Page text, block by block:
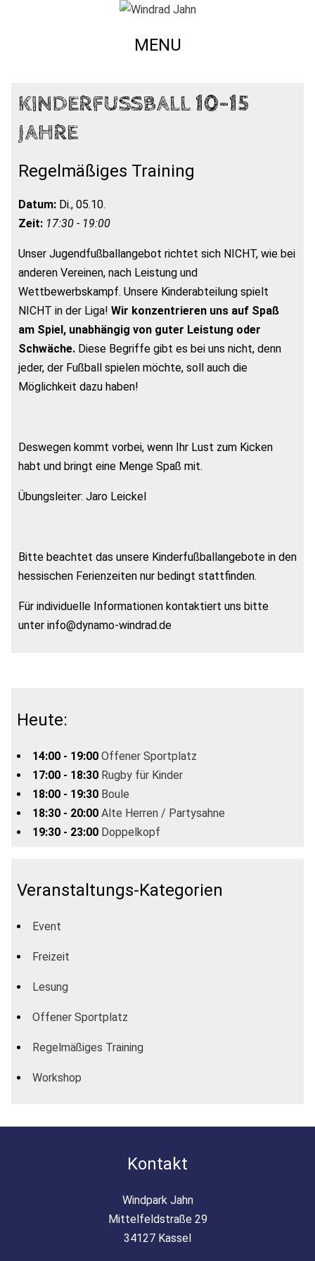
MENU
KINDERFUSSBALL 10-15 J
AHRE
Regelmäßiges Training
Datum: Di., 05.10.
Zeit: 17:30 - 19:00
Unser Jugendfußballangebot richtet sich NICHT, wie bei
anderen Vereinen, nach Leistung und
Wettbewerbskampf. Unsere Kinderabteilung spielt
NICHT in der Liga! Wir konzentrieren uns auf Spaß
am Spiel, unabhängig von guter Leistung oder
Schwäche. Diese Begriffe gibt es bei uns nicht, denn
jeder, der Fußball spielen möchte, soll auch die
Möglichkeit dazu haben!
Deswegen kommt vorbei, wenn Ihr Lust zum Kicken
habt und bringt eine Menge Spaß mit.
Übungsleiter: Jaro Leickel
Bitte beachtet das unsere Kinderfußballangebote in den
hessischen Ferienzeiten nur bedingt stattfinden.
Für individuelle Informationen kontaktiert uns bitte
unter info@dynamo-windrad.de
Heute:
14:00 - 19:00 Offener Sportplatz
17:00 - 18:30 Rugby für Kinder
18:00 - 19:30 Boule
18:30 - 20:00 Alte Herren / Partysahne
19:30 - 23:00 Doppelkopf
Veranstaltungs-Kategorien
Event
Freizeit
Lesung
Offener Sportplatz
Regelmäßiges Training
Workshop
Kontakt
Windpark Jahn
Mittelfeldstraße 29
34127 Kassel